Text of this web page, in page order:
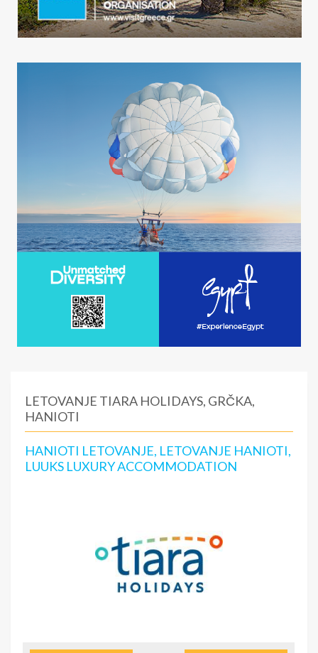
LETOVANJE TIARA HOLIDAYS, GRČKA,
HANIOTI
HANIOTI LETOVANJE, LETOVANJE HANIOTI,
LUUKS LUXURY ACCOMMODATION